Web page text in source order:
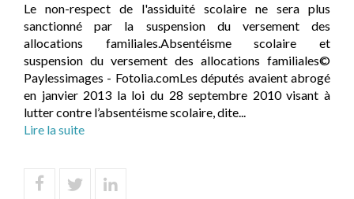
Le non-respect de l'assiduité scolaire ne sera plus
sanctionné par la suspension du versement des
allocations familiales.Absentéisme scolaire et
suspension du versement des allocations familiales©
Paylessimages - Fotolia.comLes députés avaient abrogé
en janvier 2013 la loi du 28 septembre 2010 visant à
lutter contre l’absentéisme scolaire, dite...
Lire la suite